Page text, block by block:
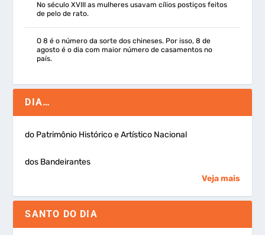
No século XVIII as mulheres usavam cílios postiços feitos
de pelo de rato.
O 8 é o número da sorte dos chineses. Por isso, 8 de
agosto é o dia com maior número de casamentos no
país.
DIA…
do Patrimônio Histórico e Artístico Nacional
dos Bandeirantes
Veja mais
SANTO DO DIA